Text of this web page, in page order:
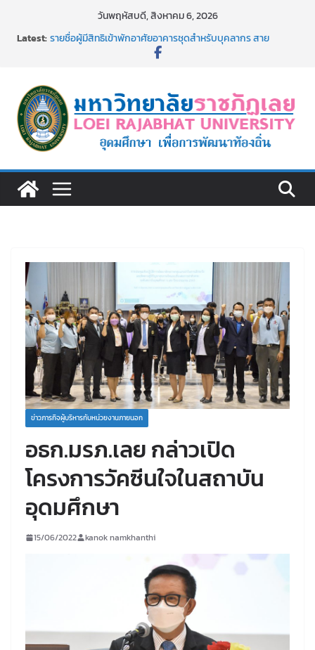
วันพฤหัสบดี, สิงหาคม 6, 2026
Latest:รายชื่อผู้มีสิทธิเข้าพักอาศัยอาคารชุดสำหรับบุคลากร สาย
สนับสนุน สังกัดมหาวิทยาลัยราชภัฏเลย ครั้งที่ 2/2569
๑,๙๗๒ ชุด โดยวิธีเฉพาะเจาะจง
ม.ราชภัฏเลย จัดกิจกรรมจิตอาสาบำเพ็ญสาธารณประโยชน์ และ
บำเพ็ญสาธารณกุศล 69
รายชื่อผู้ผ่านการสอบแข่งขันเพื่อเป็นลูกจ้างชั่วคราว (รายวัน)
สังกัดมหาวิทยาลัยราชภัฏเลย ด้วยเงินนอกงบประมาณ ประเภท
ข่าวภารกิจผู้บริหารกับหน่วยงานภายนอก
อธก.มรภ.เลย กล่าวเปิด
โครงการวัคซีนใจในสถาบัน
อุดมศึกษา
15/06/2022 kanok namkhanthi